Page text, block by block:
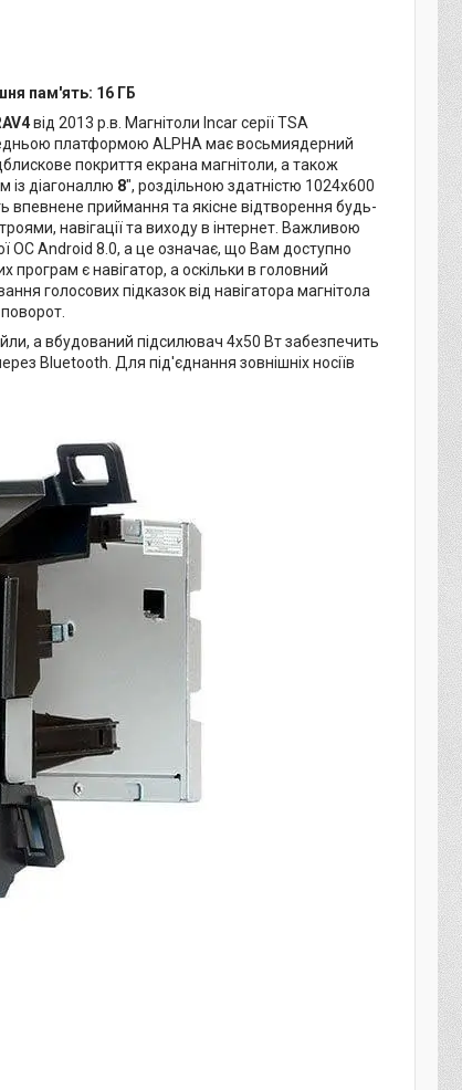
пам'ять: 16 ГБ
від 2013 р.в. Магнітоли Incar серії TSA
платформою ALPHA має восьмиядерний
покриття екрана магнітоли, а також
із діагоналлю 8", роздільною здатністю 1024х600
впевнене приймання та якісне відтворення будь-
навігації та виходу в інтернет. Важливою
ОС Android 8.0, а це означає, що Вам доступно
програм є навігатор, а оскільки в головний
голосових підказок від навігатора магнітола
а вбудований підсилювач 4х50 Вт забезпечить
Bluetooth. Для під'єднання зовнішніх носіїв